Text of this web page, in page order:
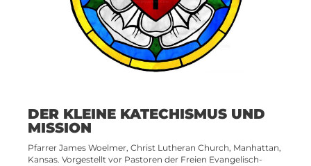
DER KLEINE KATECHISMUS UND
MISSION
Pfarrer James Woelmer, Christ Lutheran Church, Manhattan,
Kansas. Vorgestellt vor Pastoren der Freien Evangelisch-